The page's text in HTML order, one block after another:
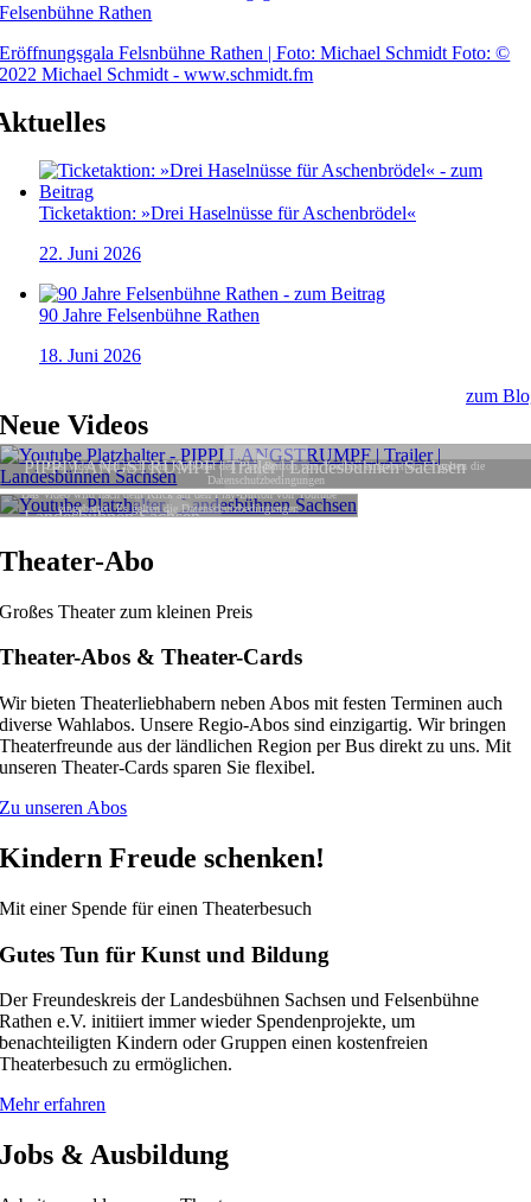
Felsenbühne Rathen
Eröffnungsgala Felsnbühne Rathen | Foto: Michael Schmidt Foto: ©
2022 Michael Schmidt - www.schmidt.fm
Ticketaktion: »Drei Haselnüsse für Aschenbrödel«
22. Juni 2026
90 Jahre Felsenbühne Rathen
18. Juni 2026
zum
Neue Videos
PIPPI LANGSTRUMPF | Trailer | Landesbühnen Sachsen
Landesbühnen Sachsen
Theater-Abo
Großes Theater zum kleinen Preis
Theater-Abos & Theater-Cards
Wir bieten Theaterliebhabern neben Abos mit festen Terminen auch
diverse Wahlabos. Unsere Regio-Abos sind einzigartig. Wir bringen
Theaterfreunde aus der ländlichen Region per Bus direkt zu uns. Mit
unseren Theater-Cards sparen Sie flexibel.
Zu unseren Abos
Kindern Freude schenken!
Mit einer Spende für einen Theaterbesuch
Gutes Tun für Kunst und Bildung
Der Freundeskreis der Landesbühnen Sachsen und Felsenbühne
Rathen e.V. initiiert immer wieder Spendenprojekte, um
benachteiligten Kindern oder Gruppen einen kostenfreien
Theaterbesuch zu ermöglichen.
Mehr erfahren
Jobs & Ausbildung